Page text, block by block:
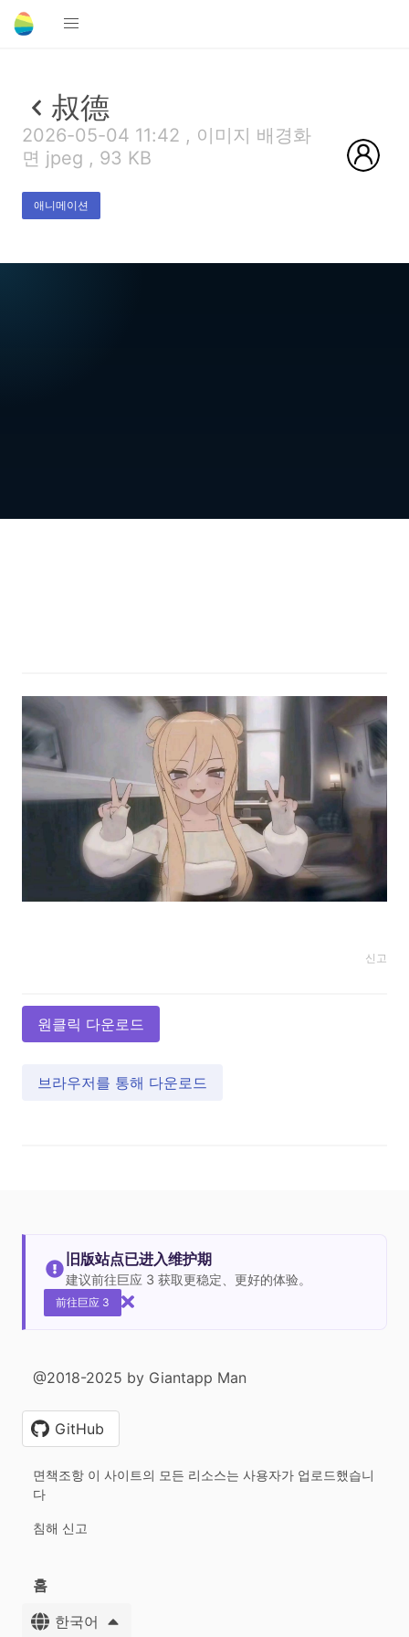
叔德
2026-05-04 11:42 , 이미지 배경화
면 jpeg , 93 KB
애니메이션
신고
원클릭 다운로드
브라우저를 통해 다운로드
旧版站点已进入维护期
建议前往巨应 3 获取更稳定、更好的体验。
前往巨应 3
@2018-2025 by Giantapp Man
GitHub
면책조항 이 사이트의 모든 리소스는 사용자가 업로드했습니
다
침해 신고
홈
한국어